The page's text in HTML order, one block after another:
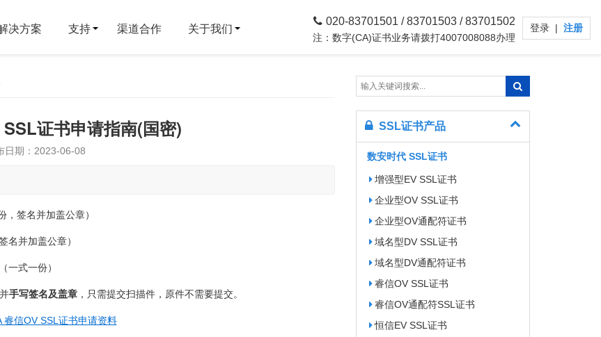
决方案 支持 渠道合作 关于我们
020-83701501 / 83701503 / 83701502
注：数字(CA)证书业务请拨打4007008088办理
登录 | 注册
证书申请指南(国密)
日期：2023-06-08
，签名并加盖公章）
名并加盖公章）
式一份）
手写签名及盖章 ，只需提交扫描件，原件不需要提交。
睿信OV SSL证书申请资料
SSL证书产品
数安时代 SSL证书
增强型EV SSL证书
企业型OV SSL证书
企业型OV通配符证书
域名型DV SSL证书
域名型DV通配符证书
睿信OV SSL证书
睿信OV通配符SSL证书
恒信EV SSL证书